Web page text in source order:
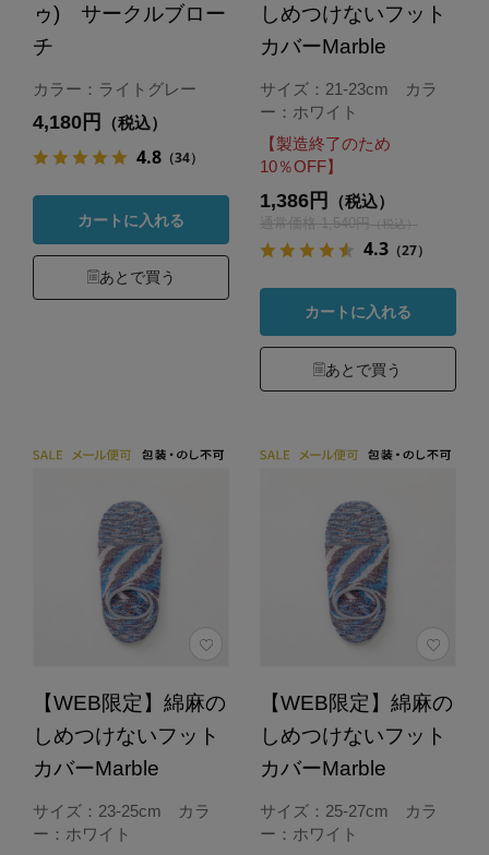
ゥ) サークルブロー
チ
カラー：ライトグレー
4,180円 （税込）
4.8（34）
カートに入れる
あとで買う
しめつけないフット
カバーMarble
サイズ：21-23cm カラ
ー：ホワイト
【製造終了のため
10％OFF】
1,386円 （税込）
通常価格 1,540円 （税込）
4.3（27）
カートに入れる
あとで買う
【WEB限定】綿麻の
しめつけないフット
カバーMarble
サイズ：23-25cm カラ
ー：ホワイト
【WEB限定】綿麻の
しめつけないフット
カバーMarble
サイズ：25-27cm カラ
ー：ホワイト